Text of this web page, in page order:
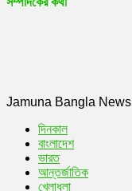
Jamuna Bangla News
দিনকাল
বাংলাদেশ
ভারত
আন্তর্জাতিক
খেলাধুলা